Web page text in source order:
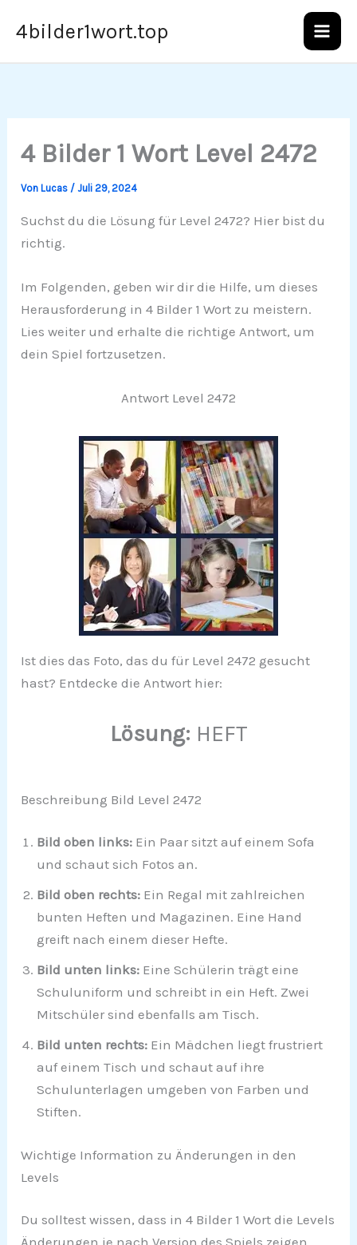
Inhalt
4bilder1wort.top
4 Bilder 1 Wort Level 2472
VonLucas /Juli 29, 2024
Suchst du die Lösung für Level 2472? Hier bist du
richtig.
Im Folgenden, geben wir dir die Hilfe, um dieses
Herausforderung in 4 Bilder 1 Wort zu meistern.
Lies weiter und erhalte die richtige Antwort, um
dein Spiel fortzusetzen.
Antwort Level 2472
Ist dies das Foto, das du für Level 2472 gesucht
hast? Entdecke die Antwort hier:
Lösung: HEFT
Beschreibung Bild Level 2472
Bild oben links: Ein Paar sitzt auf einem Sofa
und schaut sich Fotos an.
Bild oben rechts: Ein Regal mit zahlreichen
bunten Heften und Magazinen. Eine Hand
greift nach einem dieser Hefte.
Bild unten links: Eine Schülerin trägt eine
Schuluniform und schreibt in ein Heft. Zwei
Mitschüler sind ebenfalls am Tisch.
Bild unten rechts: Ein Mädchen liegt frustriert
auf einem Tisch und schaut auf ihre
Schulunterlagen umgeben von Farben und
Stiften.
Wichtige Information zu Änderungen in den
Levels
Du solltest wissen, dass in 4 Bilder 1 Wort die Levels